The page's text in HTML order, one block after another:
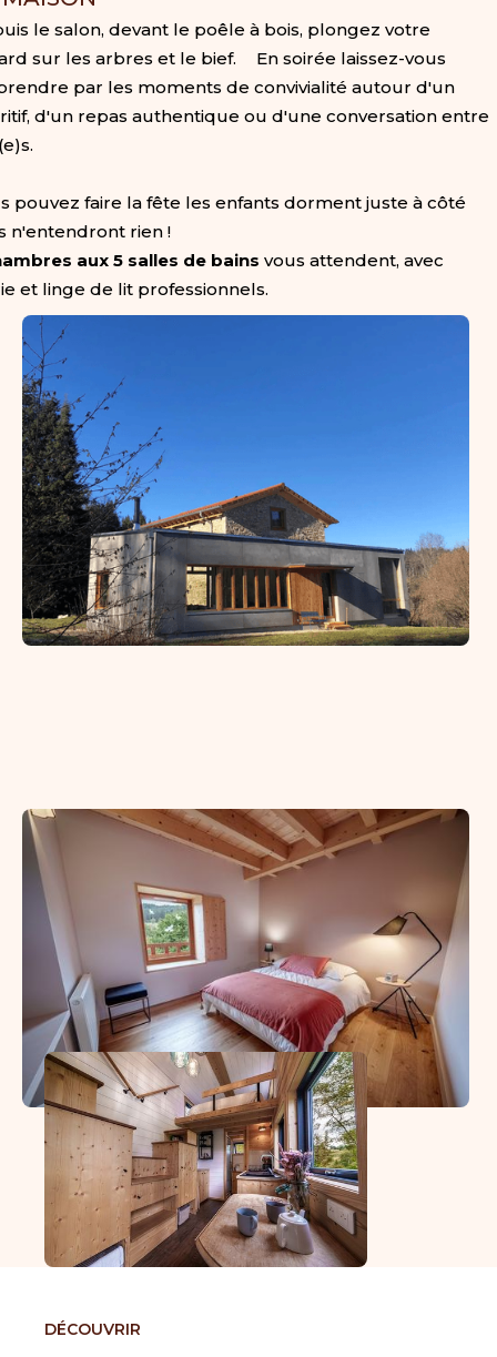
le salon, devant le poêle à bois, plongez votre
sur les arbres et le bief. En soirée laissez-vous
par les moments de convivialité autour d'un
d'un repas authentique ou d'une conversation entre
pouvez faire la fête les enfants dorment juste à côté
n'entendront rien !
aux 5 salles de bains vous attendent, avec
et linge de lit professionnels.
DÉCOUVRIR